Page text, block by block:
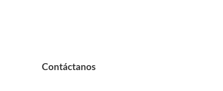
Contáctanos